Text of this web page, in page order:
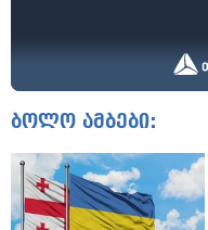
ბოლო ამბები: